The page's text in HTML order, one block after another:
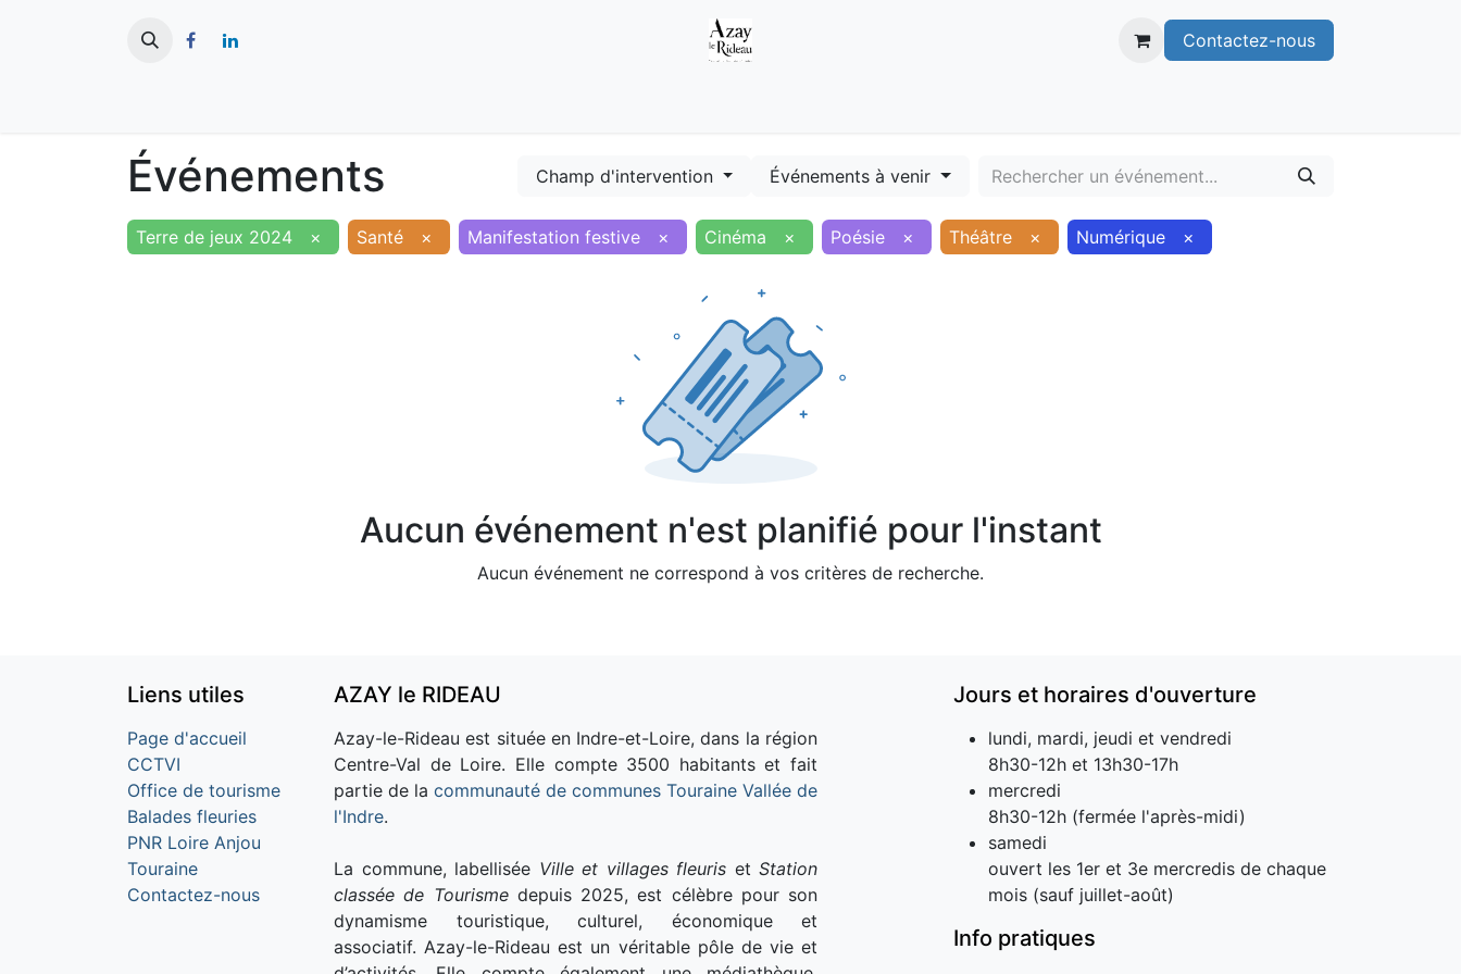
Contactez-nous
Événements Champ d'intervention Événements à venir
Terre de jeux 2024 × Santé × Manifestation festive × Cinéma × Poésie × Théâtre × Numérique ×
Aucun événement n'est planifié pour l'instant
Aucun événement ne correspond à vos critères de recherche.
Liens utiles
Page d'accueil
CCTVI
Office de tourisme
Balades fleuries
PNR Loire Anjou
Touraine
Contactez-nous
AZAY le RIDEAU
Azay-le-Rideau est située en Indre-et-Loire, dans la région
Centre-Val de Loire. Elle compte 3500 habitants et fait
partie de la communauté de communes Touraine Vallée de
l'Indre.
La commune, labellisée Ville et villages fleuris et Station
classée de Tourismedepuis 2025, est célèbre pour son
dynamisme touristique, culturel, économique et
associatif. Azay-le-Rideau est un véritable pôle de vie et
Jours et horaires d'ouverture
lundi, mardi, jeudi et vendredi
8h30-12h et 13h30-17h
mercredi
8h30-12h (fermée l'après-midi)
samedi
ouvert les 1er et 3e mercredis de chaque
mois (sauf juillet-août)
Info pratiques